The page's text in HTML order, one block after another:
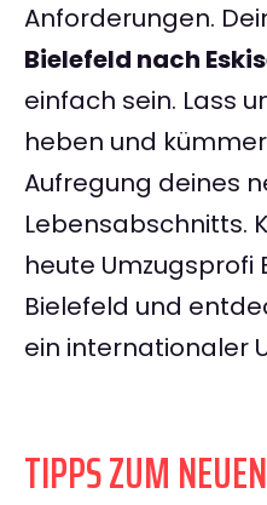
Anforderungen.
Bielefeld nach
einfach sein. Lass
heben und
Aufregung deines
Lebensabschnitts.
heute Umzugsprofi
Bielefeld und
ein internationaler
TIPPS ZUM